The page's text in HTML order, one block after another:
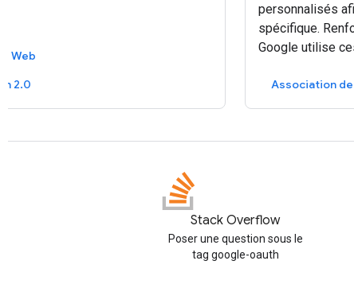
Web
2.0
personnalisés
spécifique.
Google utilise
Association
Stack Overflow
Poser une question sous le
tag google-oauth